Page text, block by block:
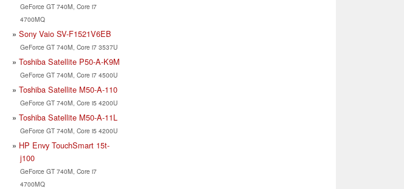
GeForce GT 740M, Core i7
4700MQ
Sony Vaio SV-F1521V6EB
GeForce GT 740M, Core i7 3537U
Toshiba Satellite P50-A-K9M
GeForce GT 740M, Core i7 4500U
Toshiba Satellite M50-A-110
GeForce GT 740M, Core i5 4200U
Toshiba Satellite M50-A-11L
GeForce GT 740M, Core i5 4200U
HP Envy TouchSmart 15t-
j100
GeForce GT 740M, Core i7
4700MQ